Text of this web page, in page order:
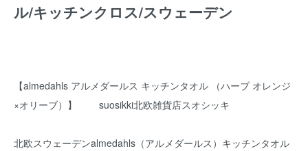
ル/キッチンクロス/スウェーデン
【almedahls アルメダールス キッチンタオル （ハーブ オレンジ
×オリーブ）】 suosikki北欧雑貨店スオシッキ
北欧スウェーデンalmedahls（アルメダールス）キッチンタオル